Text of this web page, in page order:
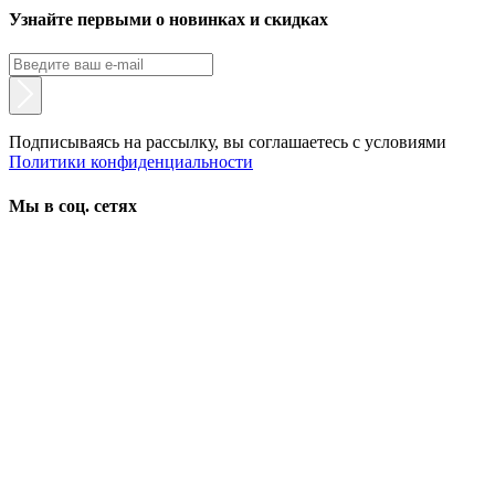
Узнайте первыми о новинках и скидках
Подписываясь на рассылку, вы соглашаетесь с условиями
Политики конфиденциальности
Мы в соц. сетях